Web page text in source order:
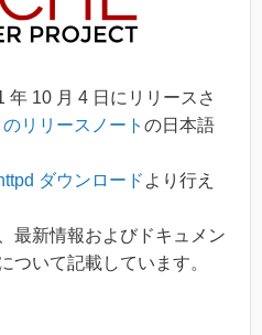
年 10 月 4 日にリリースさ
リリースノート の日本語
ダウンロード より行え
最新情報およびドキュメン
ついて記載しています。